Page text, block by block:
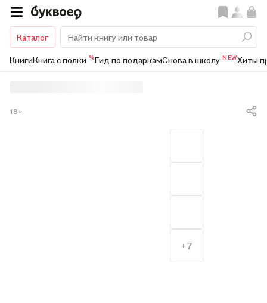
Каталог
КнигиКнига с полки %Гид по подаркамСнова в школу NEWХиты
18+
+7